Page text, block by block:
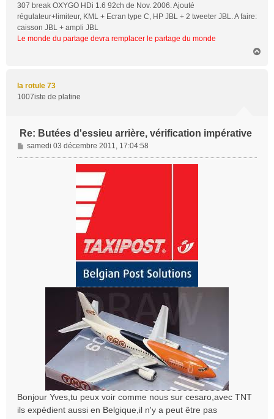
307 break OXYGO HDi 1.6 92ch de Nov. 2006. Ajouté
régulateur+limiteur, KML + Ecran type C, HP JBL + 2 tweeter JBL. A faire:
caisson JBL + ampli JBL
Le monde du partage devra remplacer le partage du monde
la rotule 73
1007iste de platine
Re: Butées d'essieu arrière, vérification impérative
M
e
samedi 03 décembre 2011, 17:04:58
Bonjour Yves,tu peux voir comme nous sur cesaro,avec TNT
ils expédient aussi en Belgique,il n'y a peut être pas